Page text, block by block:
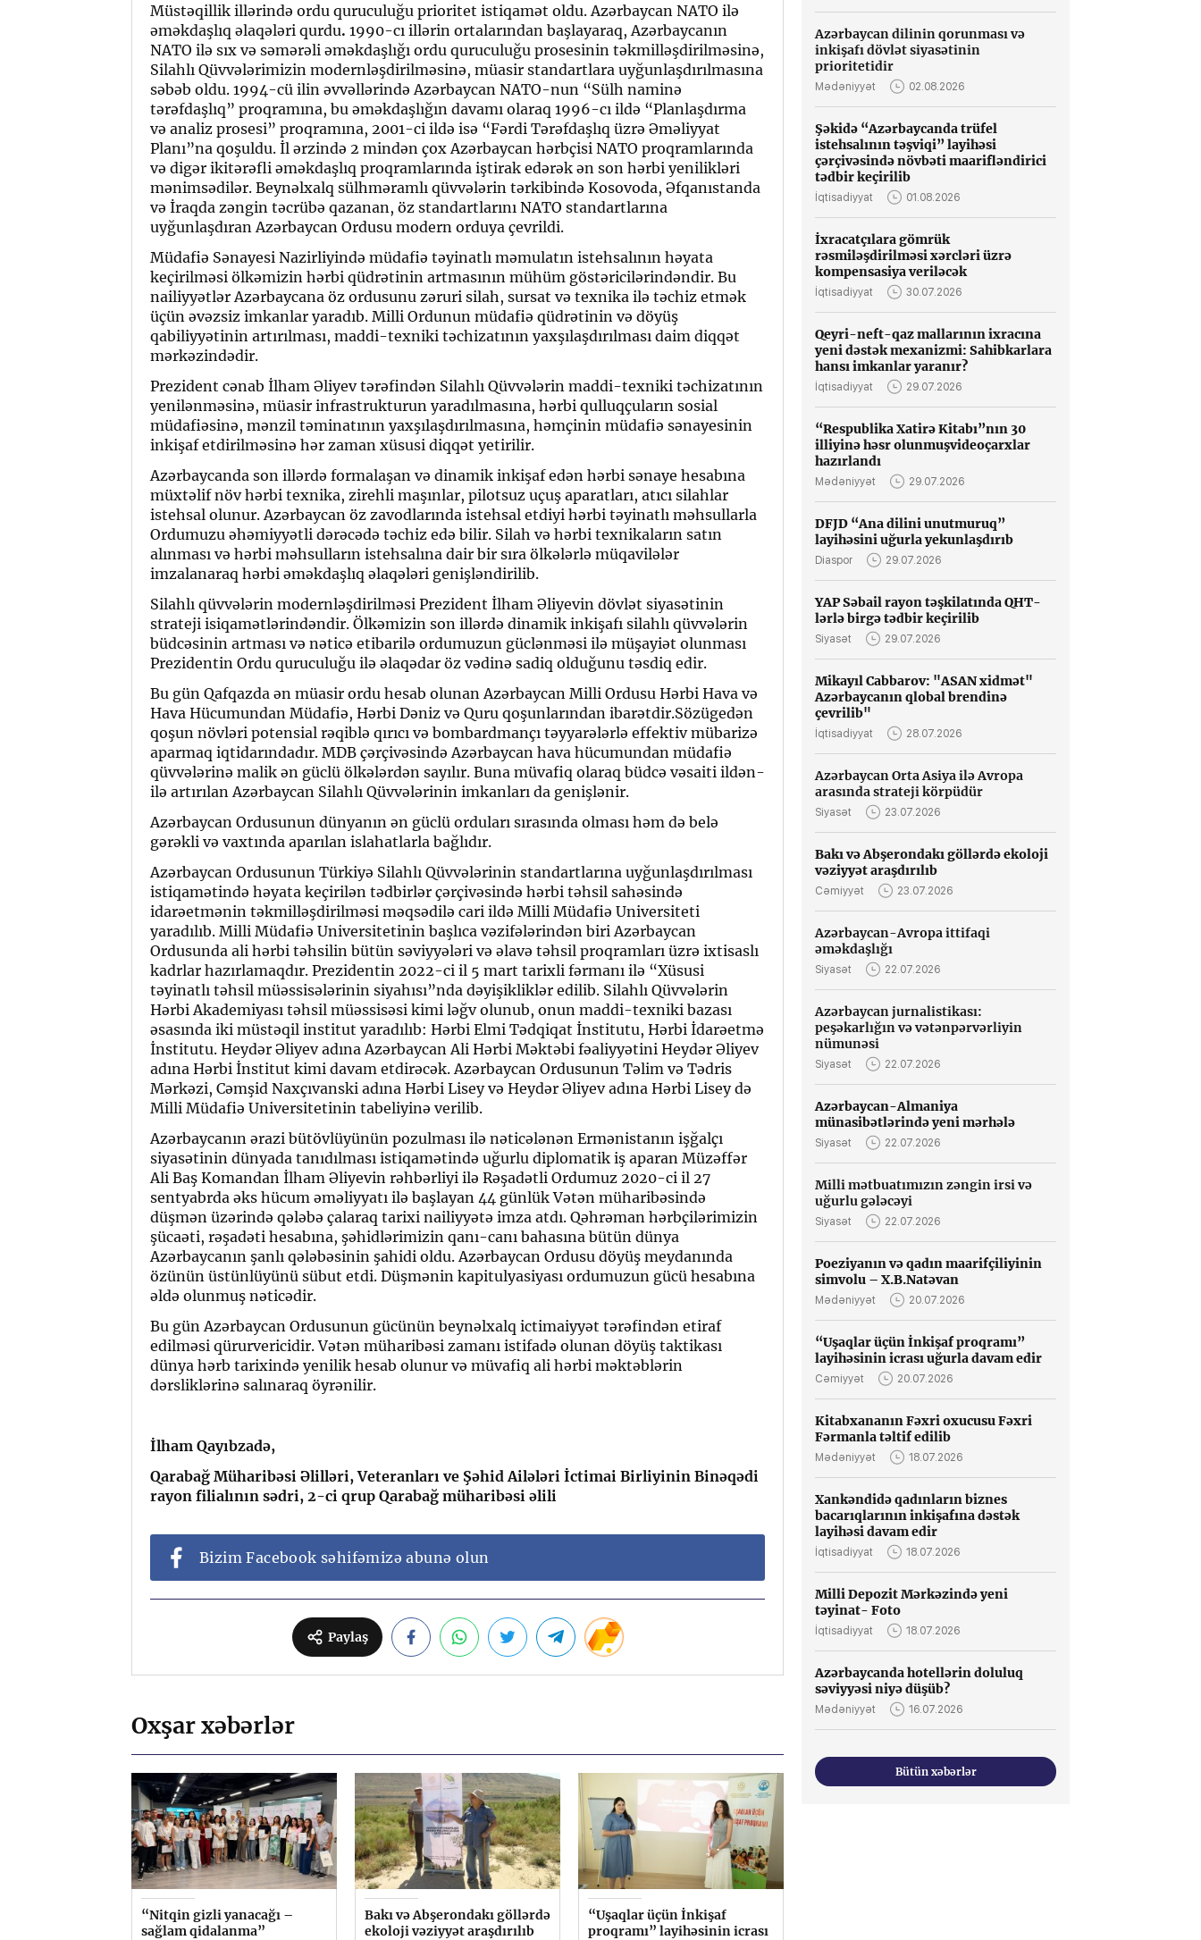
Müstəqillik illərində ordu quruculuğu prioritet istiqamət oldu. Azərbaycan NATO ilə
əməkdaşlıq əlaqələri qurdu. 1990-cı illərin ortalarından başlayaraq, Azərbaycanın
NATO ilə sıx və səmərəli əməkdaşlığı ordu quruculuğu prosesinin təkmilləşdirilməsinə,
Silahlı Qüvvələrimizin modernləşdirilməsinə, müasir standartlara uyğunlaşdırılmasına
səbəb oldu. 1994-cü ilin əvvəllərində Azərbaycan NATO-nun “Sülh naminə
tərəfdaşlıq” proqramına, bu əməkdaşlığın davamı olaraq 1996-cı ildə “Planlaşdırma
və analiz prosesi” proqramına, 2001-ci ildə isə “Fərdi Tərəfdaşlıq üzrə Əməliyyat
Planı”na qoşuldu. İl ərzində 2 mindən çox Azərbaycan hərbçisi NATO proqramlarında
və digər ikitərəfli əməkdaşlıq proqramlarında iştirak edərək ən son hərbi yenilikləri
mənimsədilər. Beynəlxalq sülhməramlı qüvvələrin tərkibində Kosovoda, Əfqanıstanda
və İraqda zəngin təcrübə qazanan, öz standartlarını NATO standartlarına
uyğunlaşdıran Azərbaycan Ordusu modern orduya çevrildi.
Müdafiə Sənayesi Nazirliyində müdafiə təyinatlı məmulatın istehsalının həyata
keçirilməsi ölkəmizin hərbi qüdrətinin artmasının mühüm göstəricilərindəndir. Bu
nailiyyətlər Azərbaycana öz ordusunu zəruri silah, sursat və texnika ilə təchiz etmək
üçün əvəzsiz imkanlar yaradıb. Milli Ordunun müdafiə qüdrətinin və döyüş
qabiliyyətinin artırılması, maddi-texniki təchizatının yaxşılaşdırılması daim diqqət
mərkəzindədir.
Prezident cənab İlham Əliyev tərəfindən Silahlı Qüvvələrin maddi-texniki təchizatının
yenilənməsinə, müasir infrastrukturun yaradılmasına, hərbi qulluqçuların sosial
müdafiəsinə, mənzil təminatının yaxşılaşdırılmasına, həmçinin müdafiə sənayesinin
inkişaf etdirilməsinə hər zaman xüsusi diqqət yetirilir.
Azərbaycanda son illərdə formalaşan və dinamik inkişaf edən hərbi sənaye hesabına
müxtəlif növ hərbi texnika, zirehli maşınlar, pilotsuz uçuş aparatları, atıcı silahlar
istehsal olunur. Azərbaycan öz zavodlarında istehsal etdiyi hərbi təyinatlı məhsullarla
Ordumuzu əhəmiyyətli dərəcədə təchiz edə bilir. Silah və hərbi texnikaların satın
alınması və hərbi məhsulların istehsalına dair bir sıra ölkələrlə müqavilələr
imzalanaraq hərbi əməkdaşlıq əlaqələri genişləndirilib.
Silahlı qüvvələrin modernləşdirilməsi Prezident İlham Əliyevin dövlət siyasətinin
strateji isiqamətlərindəndir. Ölkəmizin son illərdə dinamik inkişafı silahlı qüvvələrin
büdcəsinin artması və nəticə etibarilə ordumuzun güclənməsi ilə müşayiət olunması
Prezidentin Ordu quruculuğu ilə əlaqədar öz vədinə sadiq olduğunu təsdiq edir.
Bu gün Qafqazda ən müasir ordu hesab olunan Azərbaycan Milli Ordusu Hərbi Hava və
Hava Hücumundan Müdafiə, Hərbi Dəniz və Quru qoşunlarından ibarətdir.Sözügedən
qoşun növləri potensial rəqiblə qırıcı və bombardmançı təyyarələrlə effektiv mübarizə
aparmaq iqtidarındadır. MDB çərçivəsində Azərbaycan hava hücumundan müdafiə
qüvvələrinə malik ən güclü ölkələrdən sayılır. Buna müvafiq olaraq büdcə vəsaiti ildən-
ilə artırılan Azərbaycan Silahlı Qüvvələrinin imkanları da genişlənir.
Azərbaycan Ordusunun dünyanın ən güclü orduları sırasında olması həm də belə
gərəkli və vaxtında aparılan islahatlarla bağlıdır.
Azərbaycan Ordusunun Türkiyə Silahlı Qüvvələrinin standartlarına uyğunlaşdırılması
istiqamətində həyata keçirilən tədbirlər çərçivəsində hərbi təhsil sahəsində
idarəetmənin təkmilləşdirilməsi məqsədilə cari ildə Milli Müdafiə Universiteti
yaradılıb. Milli Müdafiə Universitetinin başlıca vəzifələrindən biri Azərbaycan
Ordusunda ali hərbi təhsilin bütün səviyyələri və əlavə təhsil proqramları üzrə ixtisaslı
kadrlar hazırlamaqdır. Prezidentin 2022-ci il 5 mart tarixli fərmanı ilə “Xüsusi
təyinatlı təhsil müəssisələrinin siyahısı”nda dəyişikliklər edilib. Silahlı Qüvvələrin
Hərbi Akademiyası təhsil müəssisəsi kimi ləğv olunub, onun maddi-texniki bazası
əsasında iki müstəqil institut yaradılıb: Hərbi Elmi Tədqiqat İnstitutu, Hərbi İdarəetmə
İnstitutu. Heydər Əliyev adına Azərbaycan Ali Hərbi Məktəbi fəaliyyətini Heydər Əliyev
adına Hərbi İnstitut kimi davam etdirəcək. Azərbaycan Ordusunun Təlim və Tədris
Mərkəzi, Cəmşid Naxçıvanski adına Hərbi Lisey və Heydər Əliyev adına Hərbi Lisey də
Milli Müdafiə Universitetinin tabeliyinə verilib.
Azərbaycanın ərazi bütövlüyünün pozulması ilə nəticələnən Ermənistanın işğalçı
siyasətinin dünyada tanıdılması istiqamətində uğurlu diplomatik iş aparan Müzəffər
Ali Baş Komandan İlham Əliyevin rəhbərliyi ilə Rəşadətli Ordumuz 2020-ci il 27
sentyabrda əks hücum əməliyyatı ilə başlayan 44 günlük Vətən müharibəsində
düşmən üzərində qələbə çalaraq tarixi nailiyyətə imza atdı. Qəhrəman hərbçilərimizin
şücaəti, rəşadəti hesabına, şəhidlərimizin qanı-canı bahasına bütün dünya
Azərbaycanın şanlı qələbəsinin şahidi oldu. Azərbaycan Ordusu döyüş meydanında
özünün üstünlüyünü sübut etdi. Düşmənin kapitulyasiyası ordumuzun gücü hesabına
əldə olunmuş nəticədir.
Bu gün Azərbaycan Ordusunun gücünün beynəlxalq ictimaiyyət tərəfindən etiraf
edilməsi qürurvericidir. Vətən müharibəsi zamanı istifadə olunan döyüş taktikası
dünya hərb tarixində yenilik hesab olunur və müvafiq ali hərbi məktəblərin
dərsliklərinə salınaraq öyrənilir.
İlham Qayıbzadə,
Qarabağ Müharibəsi Əlilləri, Veteranları ve Şəhid Ailələri İctimai Birliyinin Binəqədi
rayon filialının sədri, 2-ci qrup Qarabağ müharibəsi əlili
Bizim Facebook səhifəmizə abunə olun
Paylaş
Oxşar xəbərlər
“Nitqin gizli yanacağı –
sağlam qidalanma”
Bakı və Abşerondakı göllərdə
ekoloji vəziyyət araşdırılıb
“Uşaqlar üçün İnkişaf
proqramı” layihəsinin icrası
Azərbaycan dilinin qorunması və
inkişafı dövlət siyasətinin
prioritetidir
Mədəniyyət 02.08.2026
Şəkidə “Azərbaycanda trüfel
istehsalının təşviqi” layihəsi
çərçivəsində növbəti maarifləndirici
tədbir keçirilib
İqtisadiyyat 01.08.2026
İxracatçılara gömrük
rəsmiləşdirilməsi xərcləri üzrə
kompensasiya veriləcək
İqtisadiyyat 30.07.2026
Qeyri-neft-qaz mallarının ixracına
yeni dəstək mexanizmi: Sahibkarlara
hansı imkanlar yaranır?
İqtisadiyyat 29.07.2026
“Respublika Xatirə Kitabı”nın 30
illiyinə həsr olunmuşvideoçarxlar
hazırlandı
Mədəniyyət 29.07.2026
DFJD “Ana dilini unutmuruq”
layihəsini uğurla yekunlaşdırıb
Diaspor 29.07.2026
YAP Səbail rayon təşkilatında QHT-
lərlə birgə tədbir keçirilib
Siyasət 29.07.2026
Mikayıl Cabbarov: "ASAN xidmət"
Azərbaycanın qlobal brendinə
çevrilib"
İqtisadiyyat 28.07.2026
Azərbaycan Orta Asiya ilə Avropa
arasında strateji körpüdür
Siyasət 23.07.2026
Bakı və Abşerondakı göllərdə ekoloji
vəziyyət araşdırılıb
Cəmiyyət 23.07.2026
Azərbaycan-Avropa ittifaqi
əməkdaşlığı
Siyasət 22.07.2026
Azərbaycan jurnalistikası:
peşəkarlığın və vətənpərvərliyin
nümunəsi
Siyasət 22.07.2026
Azərbaycan-Almaniya
münasibətlərində yeni mərhələ
Siyasət 22.07.2026
Milli mətbuatımızın zəngin irsi və
uğurlu gələcəyi
Siyasət 22.07.2026
Poeziyanın və qadın maarifçiliyinin
simvolu – X.B.Natəvan
Mədəniyyət 20.07.2026
“Uşaqlar üçün İnkişaf proqramı”
layihəsinin icrası uğurla davam edir
Cəmiyyət 20.07.2026
Kitabxananın Fəxri oxucusu Fəxri
Fərmanla təltif edilib
Mədəniyyət 18.07.2026
Xankəndidə qadınların biznes
bacarıqlarının inkişafına dəstək
layihəsi davam edir
İqtisadiyyat 18.07.2026
Milli Depozit Mərkəzində yeni
təyinat- Foto
İqtisadiyyat 18.07.2026
Azərbaycanda hotellərin doluluq
səviyyəsi niyə düşüb?
Mədəniyyət 16.07.2026
Bütün xəbərlər